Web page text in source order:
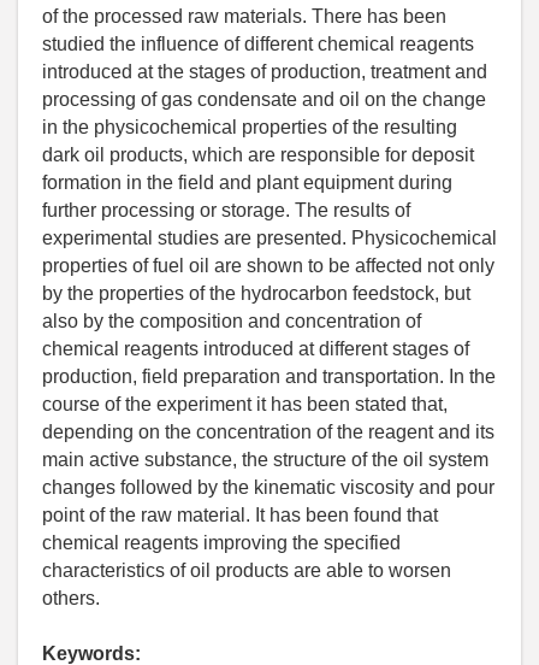
of the processed raw materials. There has been
studied the influence of different chemical reagents
introduced at the stages of production, treatment and
processing of gas condensate and oil on the change
in the physicochemical properties of the resulting
dark oil products, which are responsible for deposit
formation in the field and plant equipment during
further processing or storage. The results of
experimental studies are presented. Physicochemical
properties of fuel oil are shown to be affected not only
by the properties of the hydrocarbon feedstock, but
also by the composition and concentration of
chemical reagents introduced at different stages of
production, field preparation and transportation. In the
course of the experiment it has been stated that,
depending on the concentration of the reagent and its
main active substance, the structure of the oil system
changes followed by the kinematic viscosity and pour
point of the raw material. It has been found that
chemical reagents improving the specified
characteristics of oil products are able to worsen
others.
Keywords: